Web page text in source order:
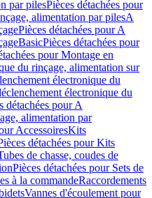
par pilesPièces détachées pour
alimentation par pilesA
Pièces détachées pour A
BasicPièces détachées pour
pour Montage en
du rinçage, alimentation sur
électronique du
électronique du
détachées pour A
alimentation par
AccessoiresKits
détachées pour Kits
de chasse, coudes de
Pièces détachées pour Sets de
à la commandeRaccordements
Vannes d'écoulement pour